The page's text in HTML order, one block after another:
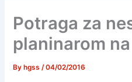
Potraga za
planinarom
By hgss/04/02/2016